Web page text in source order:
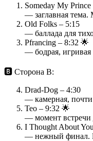
Someday My
–– заглавная
Old Folks – 5:15
–– баллада для
Pfrancing – 8:32 🌟
–– бодрая,
🅱️ Сторона B:
Drad-Dog – 4:30
–– камерная,
Teo – 9:32 🌟
–– момент
I Thought About
–– нежный финал.